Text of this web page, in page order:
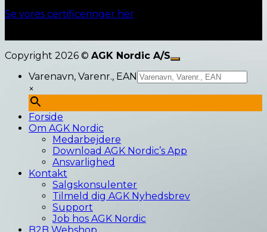
Se vores certificeringer her
Copyright 2026 © AGK Nordic A/S
Varenavn, Varenr., EAN
×
Forside
Om AGK Nordic
Medarbejdere
Download AGK Nordic’s App
Ansvarlighed
Kontakt
Salgskonsulenter
Tilmeld dig AGK Nyhedsbrev
Support
Job hos AGK Nordic
B2B Webshop